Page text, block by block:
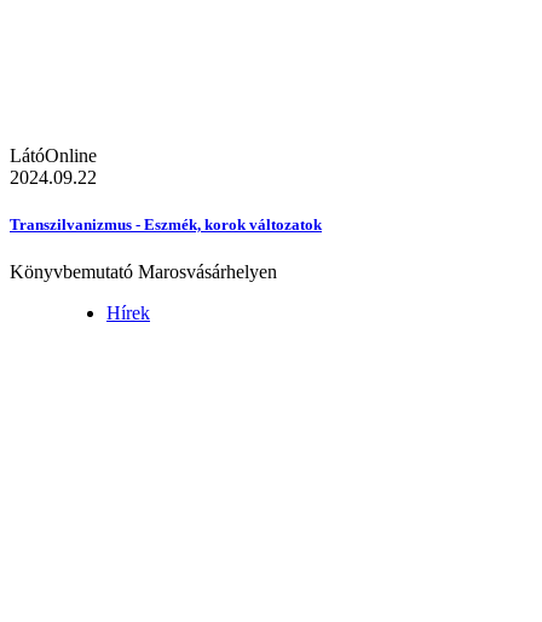
LátóOnline
2024.09.22
Transzilvanizmus - Eszmék, korok változatok
Könyvbemutató Marosvásárhelyen
Hírek